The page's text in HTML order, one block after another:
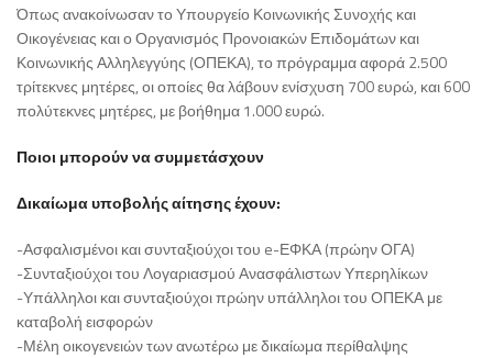
Όπως ανακοίνωσαν το Υπουργείο Κοινωνικής Συνοχής και
Οικογένειας και ο Οργανισμός Προνοιακών Επιδομάτων και
Κοινωνικής Αλληλεγγύης (ΟΠΕΚΑ), το πρόγραμμα αφορά 2.500
τρίτεκνες μητέρες, οι οποίες θα λάβουν ενίσχυση 700 ευρώ, και 600
πολύτεκνες μητέρες, με βοήθημα 1.000 ευρώ.
Ποιοι μπορούν να συμμετάσχουν
Δικαίωμα υποβολής αίτησης έχουν:
-Ασφαλισμένοι και συνταξιούχοι του e-ΕΦΚΑ (πρώην ΟΓΑ)
-Συνταξιούχοι του Λογαριασμού Ανασφάλιστων Υπερηλίκων
-Υπάλληλοι και συνταξιούχοι πρώην υπάλληλοι του ΟΠΕΚΑ με
καταβολή εισφορών
-Μέλη οικογενειών των ανωτέρω με δικαίωμα περίθαλψης